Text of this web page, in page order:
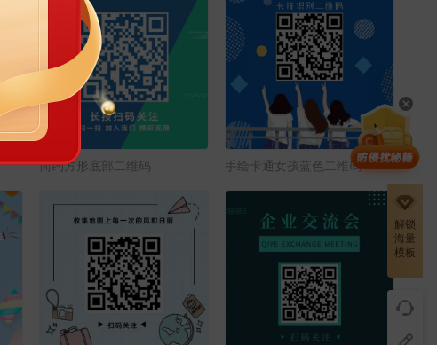
简约方形底部二维码 手绘卡通女孩蓝色二维码
解锁
海量
模板